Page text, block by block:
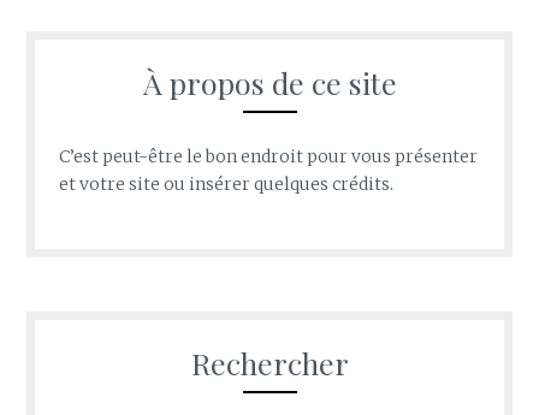
À propos de ce site
C’est peut-être le bon endroit pour vous présenter
et votre site ou insérer quelques crédits.
Rechercher